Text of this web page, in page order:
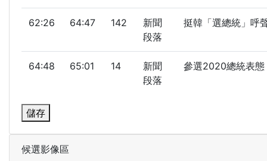
62:26 64:47 142
新聞
段落
挺韓「選總統」呼
64:48 65:01 14
新聞
段落
參選2020總統表
儲存
候選影像區